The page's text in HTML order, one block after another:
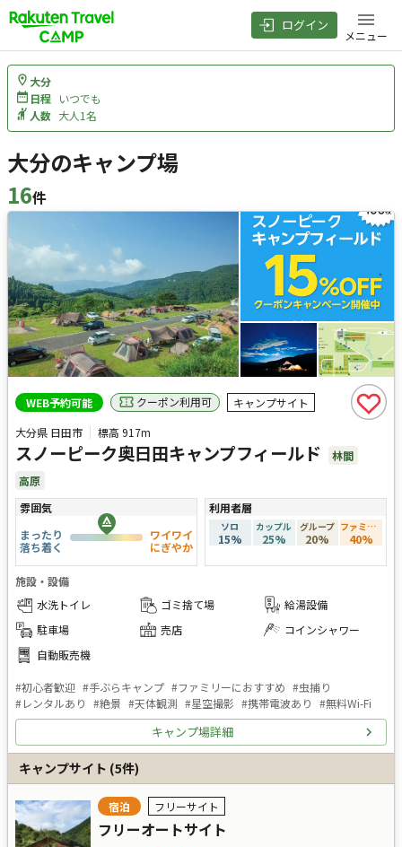
ログイン
メニュー
大分
日程 いつでも
人数 大人1名
大分のキャンプ場
16件
検索結果
WEB予約可能 クーポン利用可
キャンプサイト
大分県 日田市
標高917m
スノーピーク奥日田キャンプフィールド
林間
高原
雰囲気
まったり
落ち着く
ワイワイ
にぎやか
利用者層
ソロ
15%
カップル
25%
グループ
20%
ファミリー
40%
施設・設備
水洗トイレ
ゴミ捨て場
給湯設備
駐車場
売店
コインシャワー
自動販売機
#初心者歓迎 #手ぶらキャンプ #ファミリーにおすすめ #虫捕り
#レンタルあり #絶景 #天体観測 #星空撮影 #携帯電波あり #無料Wi-Fi
キャンプ場詳細
キャンプサイト (5件)
宿泊 フリーサイト
フリーオートサイト